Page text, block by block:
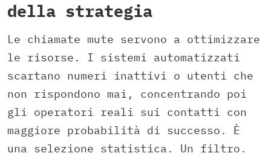
della strategia
Le chiamate mute servono a ottimizzare
le risorse. I sistemi automatizzati
scartano numeri inattivi o utenti che
non rispondono mai, concentrando poi
gli operatori reali sui contatti con
maggiore probabilità di successo. È
una selezione statistica. Un filtro.